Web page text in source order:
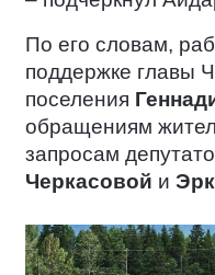
По его словам,
поддержке главы
поселения
обращениям
запросам
Черкасовой и